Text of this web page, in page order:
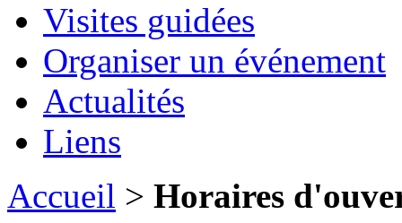
Visites guidées
Organiser un événement
Actualités
Liens
Accueil > Horaires